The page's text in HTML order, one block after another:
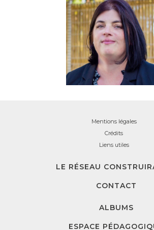
Mentions légales
Crédits
Liens utiles
LE RÉSEAU
CONTACT
ALBUMS
ESPACE